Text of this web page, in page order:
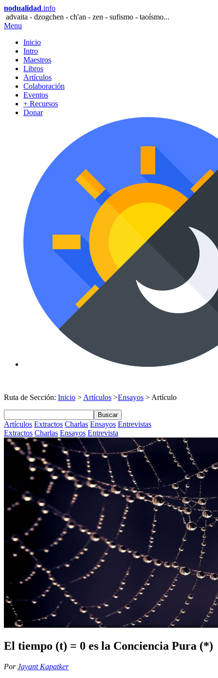
nodualidad.info
advaita - dzogchen - ch'an - zen - sufismo - taoísmo...
Menu
Inicio
Intro
Maestros
Libros
Artículos
Colaboración
Eventos
+ Recursos
Donar
Ruta de Sección: Inicio > Artículos >Ensayos > Artículo
Buscar
Artículos Extractos Charlas Ensayos Entrevistas
Extractos Charlas Ensayos Entrevista
El tiempo (t) = 0 es la Conciencia Pura (*)
PorJayant Kapatker